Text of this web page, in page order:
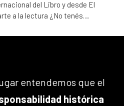
del Libro y desde El
a la lectura ¿No tenés…
entendemos que el
histórica